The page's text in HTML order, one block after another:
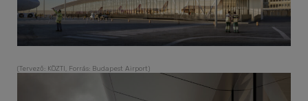
(Tervező: KÖZTI, Forrás: Budapest Airport)